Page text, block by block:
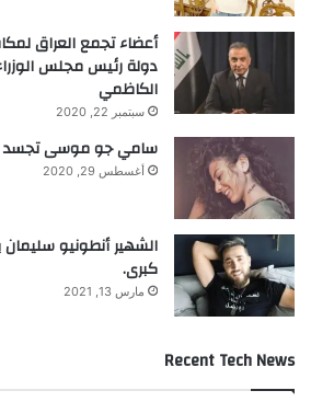
أعضاء تجمع العراق
دولة رئيس مجلس
الكاظمي
سبتمبر 22, 2020
سامي جو موسى تجسد
أغسطس 29, 2020
الشهير أنطونيو
كبرى.
مارس 13, 2021
Recent Tech News